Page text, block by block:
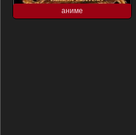
аниме